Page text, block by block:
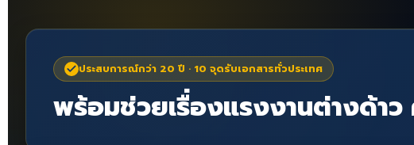
ประสบการณ์กว่า 20 ปี · 10 จุดรับเอกสารทั่วประเทศ
พร้อมช่วยเรื่องแรงงานต่างด้าว